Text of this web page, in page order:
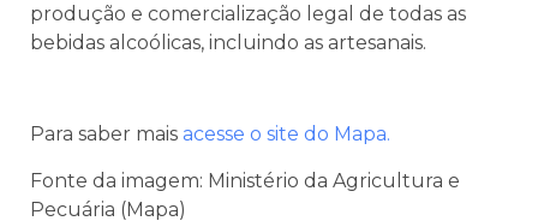
produção e comercialização legal de todas as
bebidas alcoólicas, incluindo as artesanais.
Para saber mais acesse o site do Mapa.
Fonte da imagem: Ministério da Agricultura e
Pecuária (Mapa)